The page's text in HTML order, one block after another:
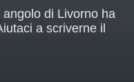
di Livorno ha
a scriverne il